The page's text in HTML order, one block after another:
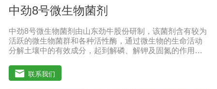
中劲8号微生物菌剂
中劲8号微生物菌剂由山东劲牛股份研制，该菌剂含有较为
活跃的微生物菌群和各种活性酶，通过微生物的生命活动
分解土壤中的有效成分，起到解磷、解钾及固氮的作用，
素、酸性物质以及维生素，能不同程度地刺激调节植物生
长；并且能产生铁载体、抗生素、系统防卫酶等多种物
联系我们